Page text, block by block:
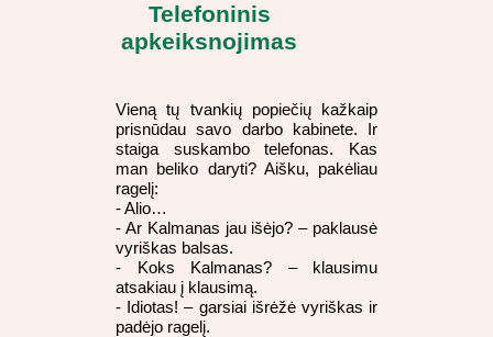
Telefoninis
apkeiksnojimas
Vieną tų tvankių popiečių kažkaip
prisnūdau savo darbo kabinete. Ir
staiga suskambo telefonas. Kas
man beliko daryti? Aišku, pakėliau
ragelį:
- Alio…
- Ar Kalmanas jau išėjo? – paklausė
vyriškas balsas.
- Koks Kalmanas? – klausimu
atsakiau į klausimą.
- Idiotas! – garsiai išrėžė vyriškas ir
padėjo ragelį.